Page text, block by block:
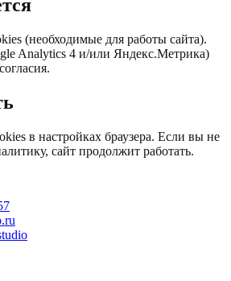
(необходимые для работы сайта).
Analytics 4 и/или Яндекс.Метрика)
в настройках браузера. Если вы не
сайт продолжит работать.